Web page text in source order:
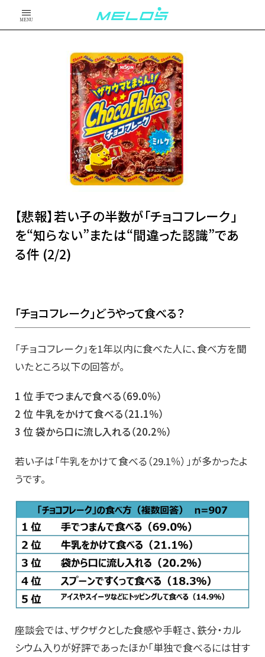
MENU
【悲報】若い子の半数が「チョコフレーク」
を“知らない”または“間違った認識”であ
る件 (2/2)
「チョコフレーク」どうやって食べる？
「チョコフレーク」を1年以内に食べた人に、食べ方を聞
いたところ以下の回答が。
1 位 手でつまんで食べる（69.0％）
2 位 牛乳をかけて食べる（21.1％）
3 位 袋から口に流し入れる（20.2％）
若い子は「牛乳をかけて食べる（29.1％）」が多かったよ
うです。
座談会では、ザクザクとした食感や手軽さ、鉄分・カル
シウム入りが好評であったほか「単独で食べるには甘す